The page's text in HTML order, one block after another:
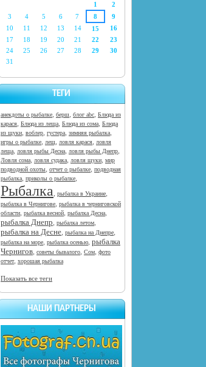
1
2
3
4 5 6 7 8
9
10
11 12 13 14 15
16
17
18 19 20 21 22
23
24
25 26 27 28 29
30
31
ТЕГИ
анекдоты о рыбалке, берш, блог abc, Блюда из
карася, Блюда из леща, Блюда из сома, Блюда
из щуки, воблер, густера, зимняя рыбалка,
игры о рыбалке, лещ, ловля карася, ловля
леща, ловля рыбы Десна, ловля рыбы Днепр,
Ловля сома, ловля судака, ловля щуки, мир
подводной охоты, отчет о рыбалке, подводная
рыбалка, приколы о рыбалке,
Рыбалка, рыбалка в Украине,
рыбалка в Чернигове, рыбалка в черниговской
области, рыбалка весной, рыбалка Десна,
рыбалка Днепр, рыбалка летом,
рыбалка на Десне, рыбалка на Днепре,
рыбалка на море, рыбалка осенью, рыбалка
Чернигов, советы бывалого, Сом, фото
отчет, хорошая рыбалка
Показать все теги
НАШИ ПАРТНЕРЫ